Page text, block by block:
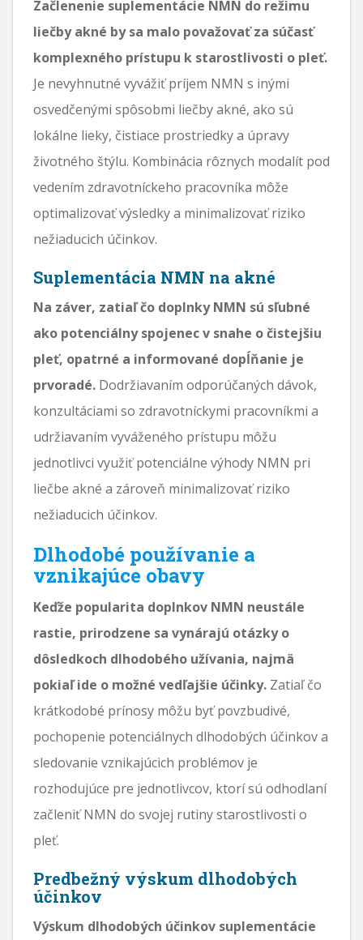
Začlenenie suplementácie NMN do režimu
liečby akné by sa malo považovať za súčasť
komplexného prístupu k starostlivosti o pleť.
Je nevyhnutné vyvážiť príjem NMN s inými
osvedčenými spôsobmi liečby akné, ako sú
lokálne lieky, čistiace prostriedky a úpravy
životného štýlu. Kombinácia rôznych modalít pod
vedením zdravotníckeho pracovníka môže
optimalizovať výsledky a minimalizovať riziko
nežiaducich účinkov.
Suplementácia NMN na akné
Na záver, zatiaľ čo doplnky NMN sú sľubné
ako potenciálny spojenec v snahe o čistejšiu
pleť, opatrné a informované dopĺňanie je
prvoradé. Dodržiavaním odporúčaných dávok,
konzultáciami so zdravotníckymi pracovníkmi a
udržiavaním vyváženého prístupu môžu
jednotlivci využiť potenciálne výhody NMN pri
liečbe akné a zároveň minimalizovať riziko
nežiaducich účinkov.
Dlhodobé používanie a
vznikajúce obavy
Keďže popularita doplnkov NMN neustále
rastie, prirodzene sa vynárajú otázky o
dôsledkoch dlhodobého užívania, najmä
pokiaľ ide o možné vedľajšie účinky. Zatiaľ čo
krátkodobé prínosy môžu byť povzbudivé,
pochopenie potenciálnych dlhodobých účinkov a
sledovanie vznikajúcich problémov je
rozhodujúce pre jednotlivcov, ktorí sú odhodlaní
začleniť NMN do svojej rutiny starostlivosti o
pleť.
Predbežný výskum dlhodobých
účinkov
Výskum dlhodobých účinkov suplementácie